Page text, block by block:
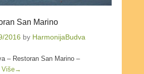
San Marino
2016 by HarmonijaBudva
– Restoran San Marino –
Više→